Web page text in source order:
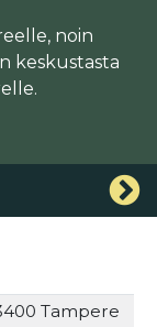
noin
keskustasta
Tampere